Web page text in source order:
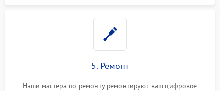
5. Ремонт
Наши мастера по ремонту ремонтируют ваш цифровое